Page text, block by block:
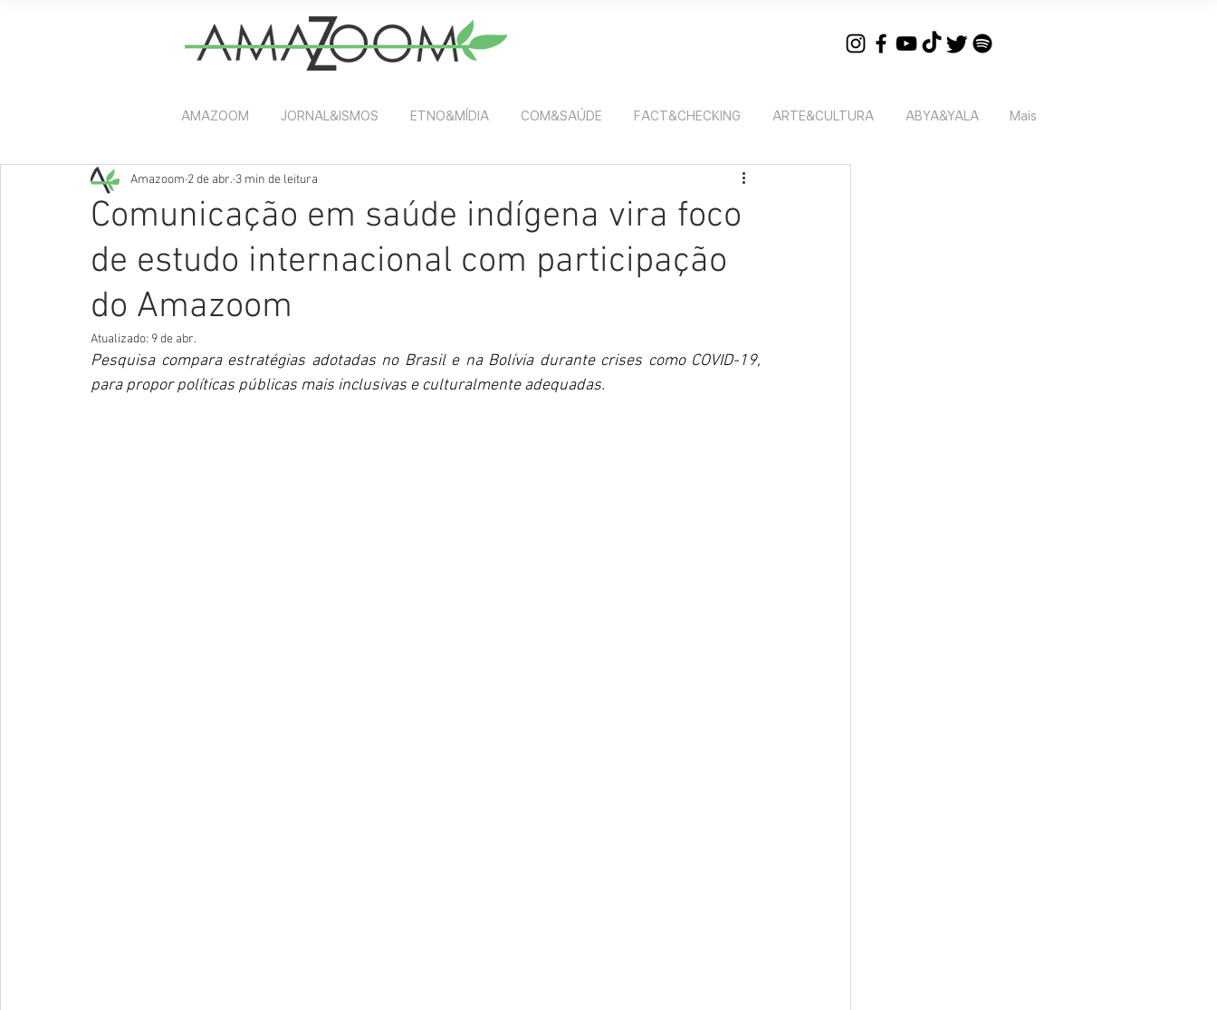
AMAZOOM JORNAL&ISMOS ETNO&MÍDIA COM&SAÚDE FACT&CHECKING ARTE&CULTURA ABYA&YALA Mais
Comunicação em saúde indígena vira foco
de estudo internacional com participação
do Amazoom
Amazoom 2 de abr. 3 min de leitura
Atualizado: 9 de abr.
Pesquisa compara estratégias adotadas no Brasil e na Bolívia durante crises como COVID-19,
para propor políticas públicas mais inclusivas e culturalmente adequadas.